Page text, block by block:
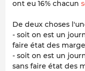
ont eu 16% chacun
De deux choses
- soit on est un
faire état des
- soit on est un
sans faire état des